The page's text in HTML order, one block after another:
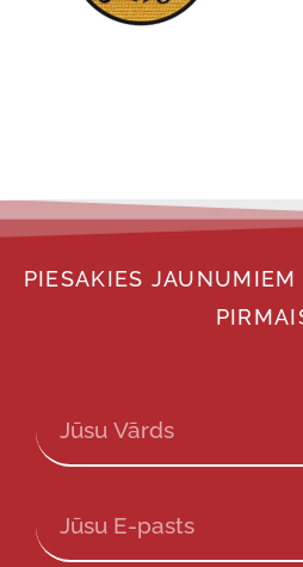
PIESAKIES